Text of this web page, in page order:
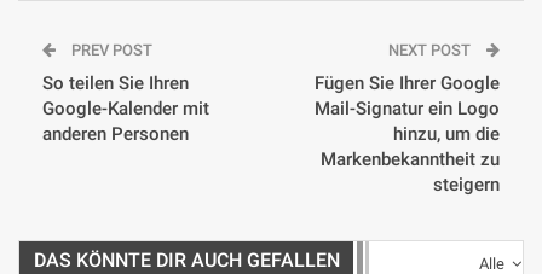
PREV POST
So teilen Sie Ihren
Google-Kalender mit
anderen Personen
NEXT POST
Fügen Sie Ihrer Google
Mail-Signatur ein Logo
hinzu, um die
Markenbekanntheit zu
steigern
Alle
DAS KÖNNTE DIR AUCH GEFALLEN